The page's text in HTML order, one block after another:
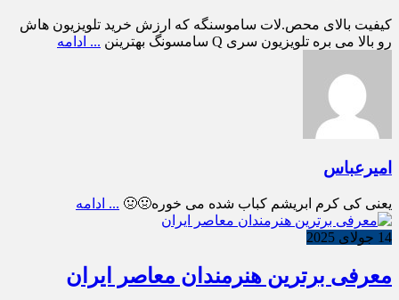
کیفیت بالای محص.لات ساموسنگه که ارزش خرید تلویزیون هاش
رو بالا می بره تلویزیون سری Q سامسونگ بهترینن
... ادامه
امیرعباس
یعنی کی کرم ابریشم کباب شده می خوره🤢🤢 ... ادامه
14 جولای 2025
معرفی برترین هنرمندان معاصر ایران